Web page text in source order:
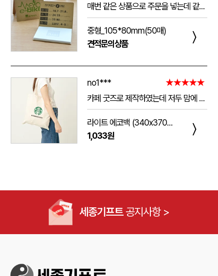
매번 같은 상품으로 주문을 넣는데 같은 품질로 받을 수 있어서 좋습니다. 배송 기간도 적당히 잘오는거 같아요. 앞으로도 계속 이용할꺼 같습니다. 지금과 같은 품질로 유지해주세요!!
중형_105*80mm(50매)
견적문의상품
〉
no1***
★★★★★
카페 굿즈로 제작하였는데 저두 맘에 들고 손님들도 맘에 들어하세요. 저두 매일 들고 다니는데 탄탄해서 좋아요.가격도 맘에 들어서 벌써 3번째 주문했어요.진행 과정에 있어서도 상담 직원분들 세심하고 친절하세요.
라이트 에코백 (340x370mm)
1,033원
〉
세종기프트공지사항 >